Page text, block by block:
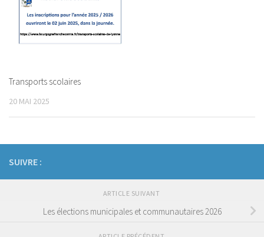
Transports scolaires
20 MAI 2025
SUIVRE :
ARTICLE SUIVANT
Les élections municipales et communautaires 2026